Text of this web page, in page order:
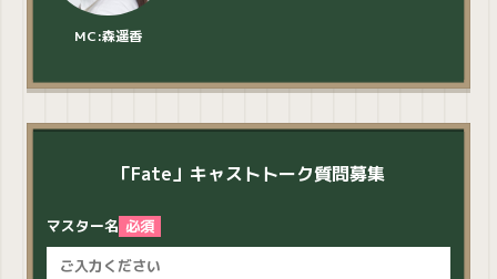
MC:森遥香
「Fate」キャストトーク質問募集
マスター名 必須